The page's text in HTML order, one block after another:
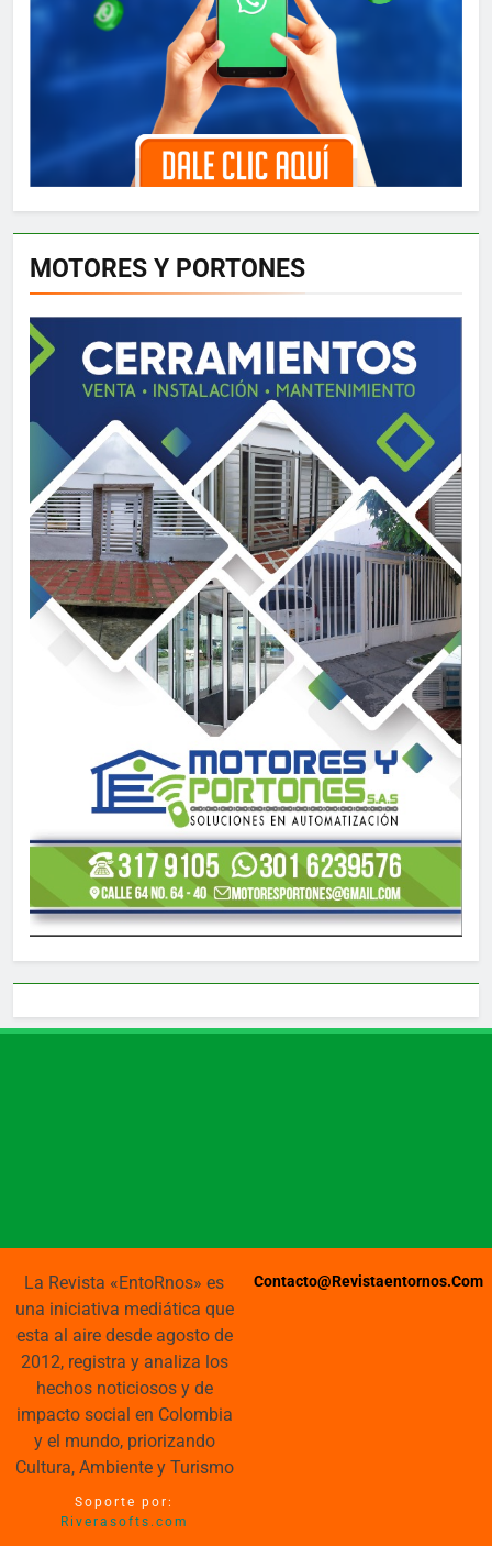
MOTORES Y PORTONES
La Revista «EntoRnos» es
una iniciativa mediática que
esta al aire desde agosto de
2012, registra y analiza los
hechos noticiosos y de
impacto social en Colombia
y el mundo, priorizando
Cultura, Ambiente y Turismo
Soporte por:
Riverasofts.com
Contacto@revistaentornos.com